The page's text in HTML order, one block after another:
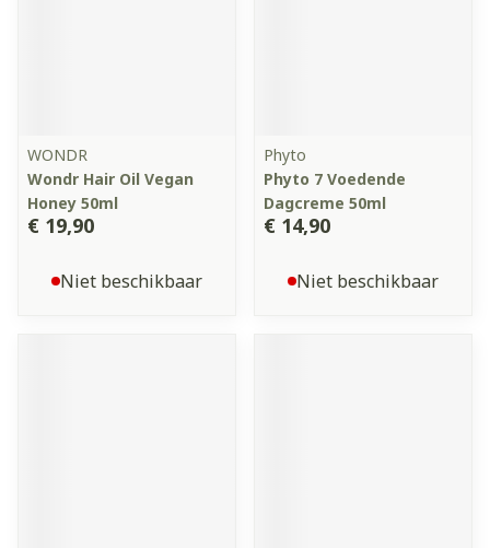
WONDR
Wondr Hair Oil Vegan
Honey 50ml
€ 19,90
Niet beschikbaar
Phyto
Phyto 7 Voedende
Dagcreme 50ml
€ 14,90
Niet beschikbaar